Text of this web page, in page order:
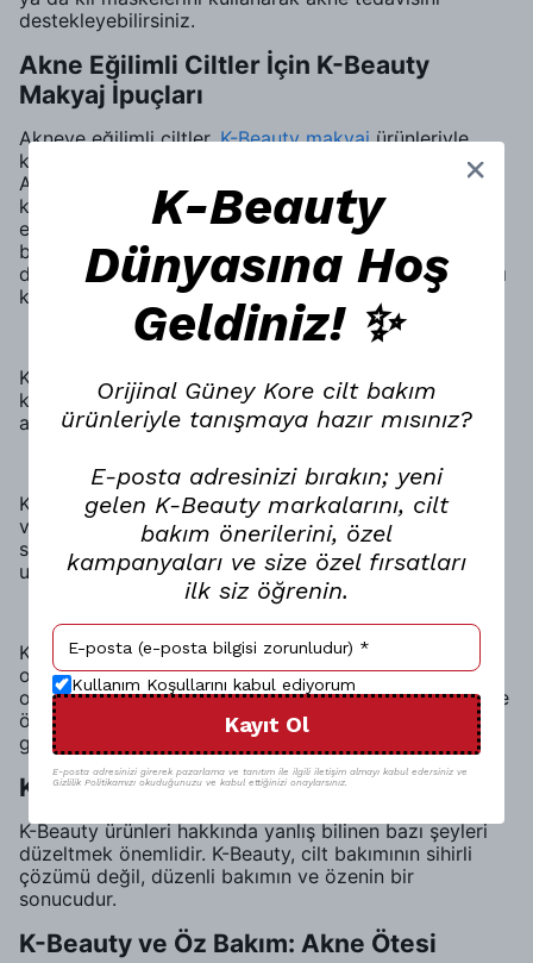
destekleyebilirsiniz.
Akne Eğilimli Ciltler İçin K-Beauty
Makyaj İpuçları
Akneye eğilimli ciltler,K-Beauty makyajürünleriyle
kusursuz bir görünüm elde etmeyi hayal edebilirler.
Akne izlerini ve kusurları makyajla nasıl
kaplayabileceğinizi öğrenmek için bu ipuçlarını takip
edin. K-Beauty cilt bakım rutininizi destekleyen sağlıklı
bir yaşam tarzı benimsemek önemlidir. Dengeli bir
diyet, bol su içmek ve stres yönetimi, cildinizin sağlıklı
kalmasına yardımcı olur.
Sabitlik ve Sabrın Önemi
K-Beauty ürünlerinin etkili olabilmesi için düzenli
kullanım önemlidir. Sabırlı olmak ve sonuçların zaman
alabileceğinin de farkına varmak çok önemlidir.
K-Beauty Ürünlerini Doğru Seçme
K-Beauty ürünleri arasında seçim yaparken, cilt tipinizi
ve ihtiyaçlarınızı göz önünde bulundurun. Gerekirse
sağlık ya da güzellik uzmanlarından destek almayı
unutmayın.
Başarı Hikayeleri: Gerçek Deneyimler
K-Beauty ürünlerinin akne sorununa nasıl yardımcı
olduğuna dair gerçek deneyimleri paylaşmak, diğer
okuyuculara ilham verici olacaktır. Müşteri görüşleri ve
öncesi-sonrası fotoğrafları, K-Beauty'nin etkisini
göstermede yardımcı olur.
K-Beauty ile İlgili Yaygın Yanılgılar
K-Beauty ürünleri hakkında yanlış bilinen bazı şeyleri
düzeltmek önemlidir. K-Beauty, cilt bakımının sihirli
çözümü değil, düzenli bakımın ve özenin bir
sonucudur.
K-Beauty ve Öz Bakım: Akne Ötesi
K-Beauty
Dünyasına Hoş
Geldiniz! ✨
Orijinal Güney Kore cilt bakım
ürünleriyle tanışmaya hazır mısınız?
E-posta adresinizi bırakın; yeni
gelen K-Beauty markalarını, cilt
bakım önerilerini, özel
kampanyaları ve size özel fırsatları
ilk siz öğrenin.
Kullanım Koşullarını kabul ediyorum
Kayıt Ol
E-posta adresinizi girerek pazarlama ve tanıtım ile ilgili iletişim almayı kabul edersiniz ve
Gizlilik Politikamızı okuduğunuzu ve kabul ettiğinizi onaylarsınız.